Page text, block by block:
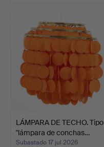
LÁMPARA DE TECHO. Tipo
"lámpara de conchas…
Subastado 17 jul 2026